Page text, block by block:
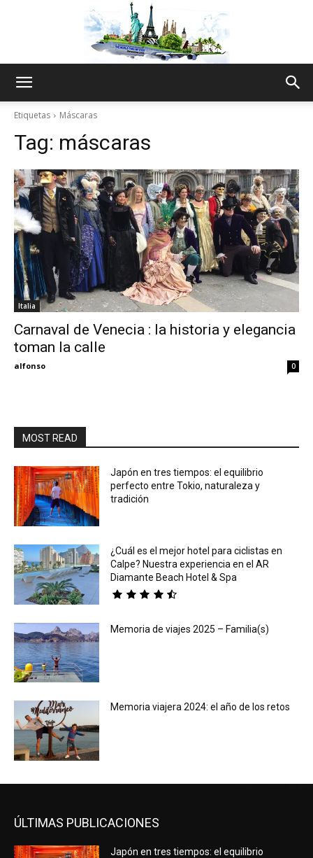
Thru
My
Etiquetas Máscaras
Tag: máscaras
Italia
Carnaval de Venecia : la historia y elegancia
toman la calle
alfonso 0
MOST READ
Japón en tres tiempos: el equilibrio
perfecto entre Tokio, naturaleza y
tradición
¿Cuál es el mejor hotel para ciclistas en
Calpe? Nuestra experiencia en el AR
Diamante Beach Hotel & Spa
Memoria de viajes 2025 – Familia(s)
Memoria viajera 2024: el año de los retos
ÚLTIMAS PUBLICACIONES
Japón en tres tiempos: el equilibrio